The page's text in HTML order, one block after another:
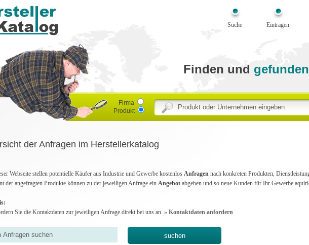
Suche Eintragen
Finden und
Firma
Produkt
der Anfragen im Herstellerkatalog
Webseite stellen potentielle Käufer aus Industrie und Gewerbe kostenlos Anfragen nach konkreten Produkten,
der angefragten Produkte können zu der jeweiligen Anfrage ein Angebot abgeben und so neue Kunden für Ihr Gewerbe
Sie die Kontaktdaten zur jeweiligen Anfrage direkt bei uns an. » Kontaktdaten anfordern